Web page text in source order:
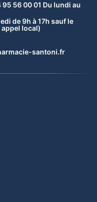
56 00 01 Du lundi au
de 9h à 17h sauf le
local)
santoni.fr